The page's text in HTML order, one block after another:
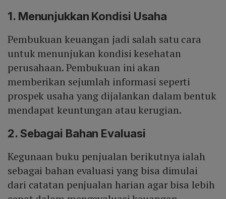
1. Menunjukkan Kondisi Usaha
Pembukuan keuangan jadi salah satu cara
untuk menunjukan kondisi kesehatan
perusahaan. Pembukuan ini akan
memberikan sejumlah informasi seperti
prospek usaha yang dijalankan dalam bentuk
mendapat keuntungan atau kerugian.
2. Sebagai Bahan Evaluasi
Kegunaan buku penjualan berikutnya ialah
sebagai bahan evaluasi yang bisa dimulai
dari catatan penjualan harian agar bisa lebih